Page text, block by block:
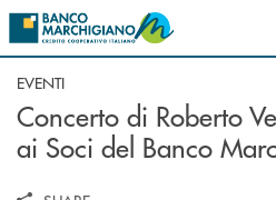
Salta al contenuto principale
EVENTI
Concerto di Roberto
ai Soci del Banco